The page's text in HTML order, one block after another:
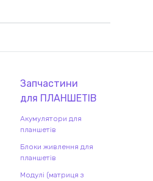
Запчастини
для ПЛАНШЕТІВ
Акумулятори для
планшетів
Блоки живлення для
планшетів
Модулі (матриця з